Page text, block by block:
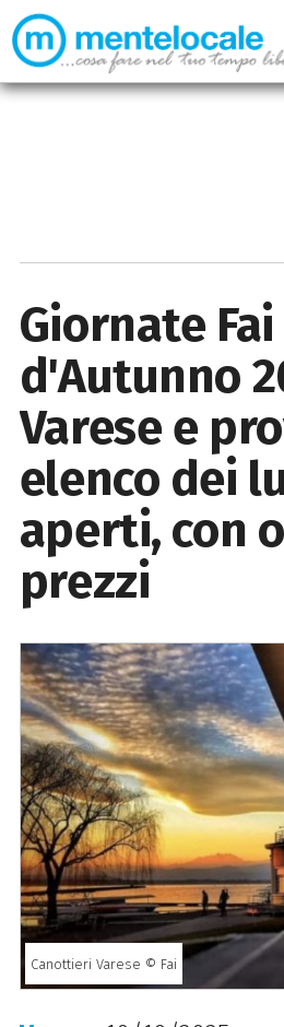
Giornate Fai
d'Autunno
Varese e
elenco dei
aperti, con
prezzi
Canottieri Varese © Fai